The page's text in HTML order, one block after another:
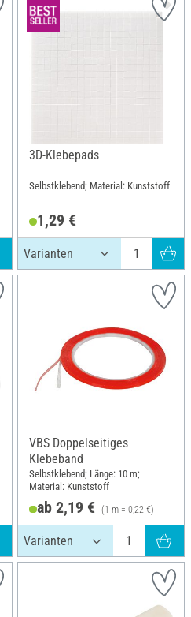
3D-Klebepads
Selbstklebend; Material: Kunststoff
1,29 €
VBS Doppelseitiges
Klebeband
Selbstklebend; Länge: 10 m;
Material: Kunststoff
ab 2,19 € (1 m = 0,22 €)